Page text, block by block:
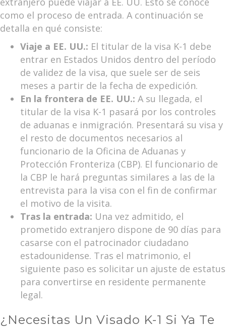
como el proceso de entrada. A continuación se
detalla en qué consiste:
Viaje a EE. UU.: El titular de la visa K-1 debe
entrar en Estados Unidos dentro del período
de validez de la visa, que suele ser de seis
meses a partir de la fecha de expedición.
En la frontera de EE. UU.: A su llegada, el
titular de la visa K-1 pasará por los controles
de aduanas e inmigración. Presentará su visa y
el resto de documentos necesarios al
funcionario de la Oficina de Aduanas y
Protección Fronteriza (CBP). El funcionario de
la CBP le hará preguntas similares a las de la
entrevista para la visa con el fin de confirmar
el motivo de la visita.
Tras la entrada: Una vez admitido, el
prometido extranjero dispone de 90 días para
casarse con el patrocinador ciudadano
estadounidense. Tras el matrimonio, el
siguiente paso es solicitar un ajuste de estatus
para convertirse en residente permanente
legal.
¿Necesitas Un Visado K-1 Si Ya Te